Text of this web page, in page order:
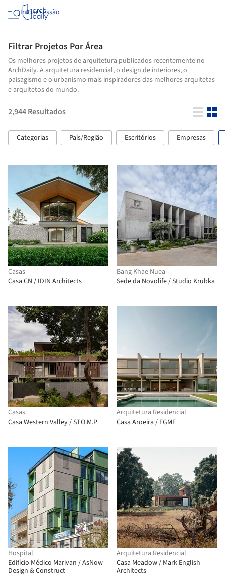
Iniciar sessão
Filtrar Projetos Por Área
Os melhores projetos de arquitetura publicados recentemente no
ArchDaily. A arquitetura residencial, o design de interiores, o
paisagismo e o urbanismo mais inspiradores das melhores arquitetas
e arquitetos do mundo.
2,944Resultados
Categorias País/Região Escritórios Empresas
Casas
Casa CN / IDIN Architects
Bang Khae Nuea
Sede da Novolife / Studio Krubka
Casas
Casa Western Valley / STO.M.P
Arquitetura Residencial
Casa Aroeira / FGMF
Hospital
Edifício Médico Marivan / AsNow
Design & Construct
Arquitetura Residencial
Casa Meadow / Mark English
Architects